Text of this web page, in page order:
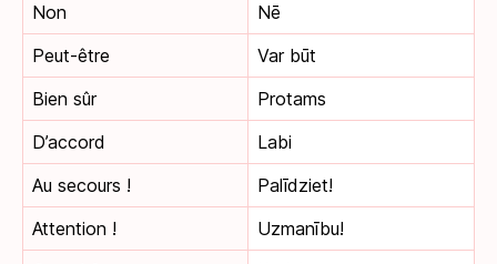
Non
Nē
Peut-être
Var būt
Bien sûr
Protams
D’accord
Labi
Au secours !
Palīdziet!
Attention !
Uzmanību!